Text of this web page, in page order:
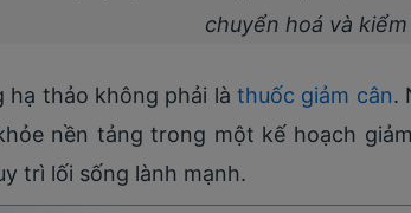
chuyển hoá và
hạ thảo không phải làthuốc giảm cân.
nền tảng trong một kế hoạch
trì lối sống lành mạnh.